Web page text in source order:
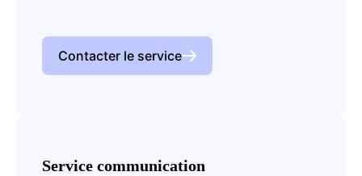
Contacter le service
Service communication